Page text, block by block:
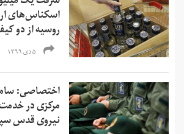
اسکناس‌های
روسیه از دو
۵ دی ۱۳۹۹
اختصاصی:
مرکزی در
نیروی قدس